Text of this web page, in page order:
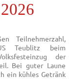
Teilnehmerzahl,
Teublitz beim
der
Bei guter Laune
ein kühles Getränk